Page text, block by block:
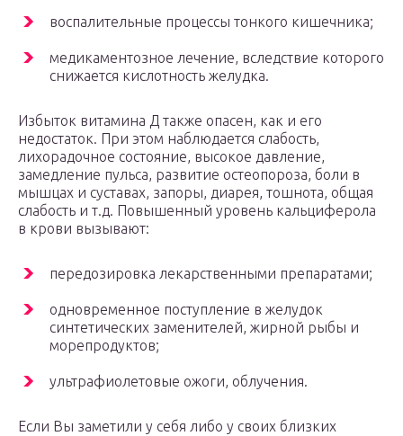
воспалительные процессы тонкого кишечника;
медикаментозное лечение, вследствие которого
снижается кислотность желудка.
Избыток витамина Д также опасен, как и его
недостаток. При этом наблюдается слабость,
лихорадочное состояние, высокое давление,
замедление пульса, развитие остеопороза, боли в
мышцах и суставах, запоры, диарея, тошнота, общая
слабость и т.д. Повышенный уровень кальциферола
в крови вызывают:
передозировка лекарственными препаратами;
одновременное поступление в желудок
синтетических заменителей, жирной рыбы и
морепродуктов;
ультрафиолетовые ожоги, облучения.
Если Вы заметили у себя либо у своих близких